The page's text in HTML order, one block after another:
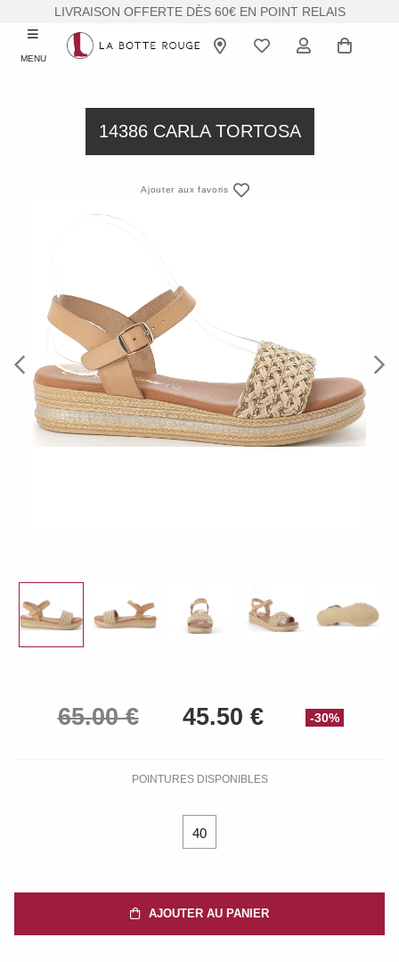
LIVRAISON OFFERTE DÈS 60€ EN POINT RELAIS
MENU
14386 CARLA TORTOSA
Ajouter aux favoris
Previous
-30%
POINTURES DISPONIBLES
40
AJOUTER AU PANIER